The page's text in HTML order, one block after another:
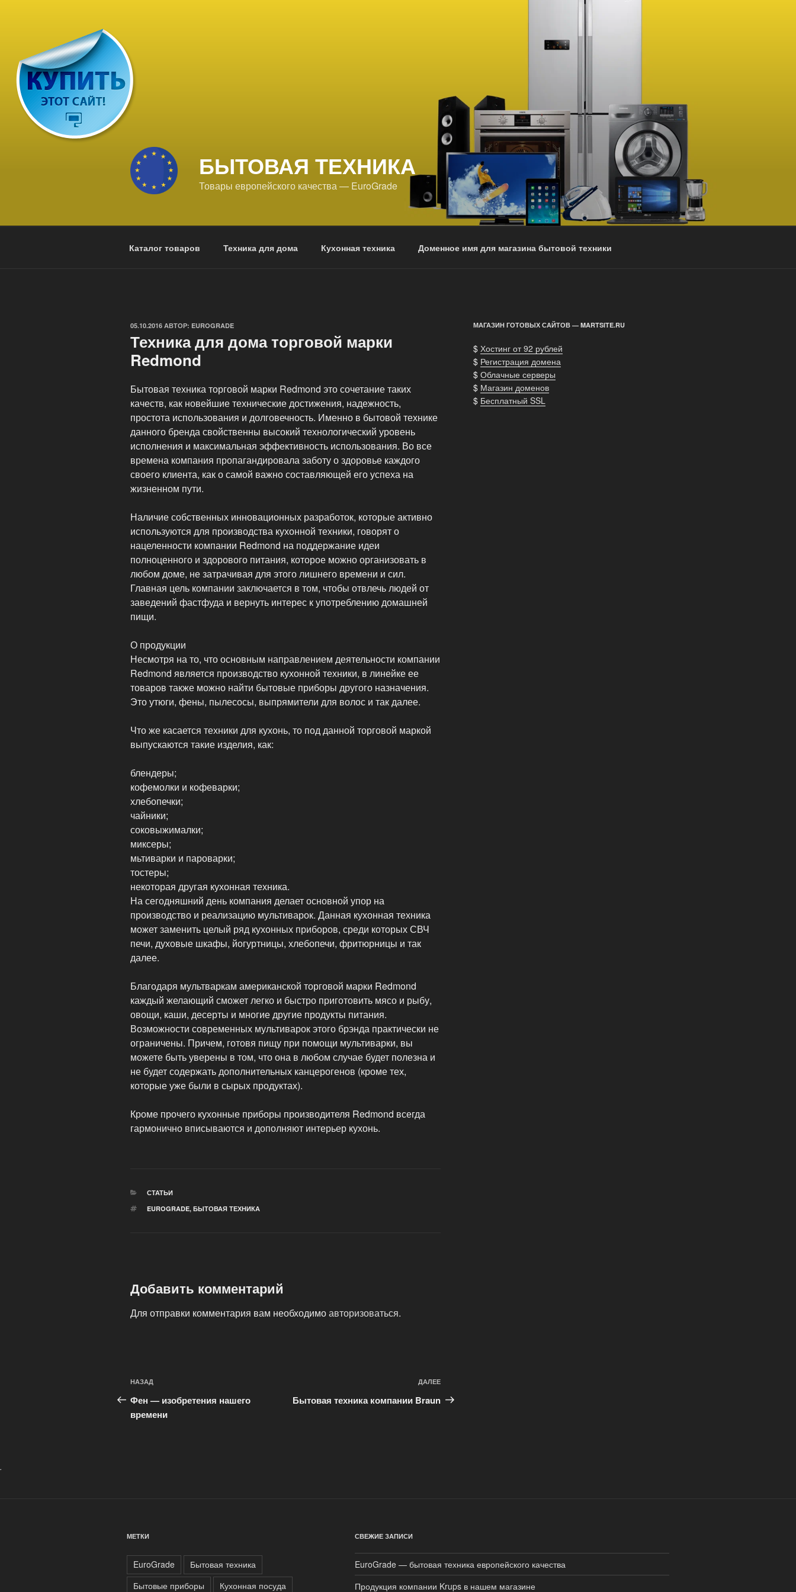
БЫТОВАЯ ТЕХНИКА
Товары европейского качества — EuroGrade
Каталог товаров Техника для дома Кухонная техника Доменное имя для магазина бытовой техники
ОПУБЛИКОВАНО
05.10.2016 АВТОР: EUROGRADE
Техника для дома торговой марки
Redmond
Бытовая техника торговой марки Redmond это сочетание таких
качеств, как новейшие технические достижения, надежность,
простота использования и долговечность. Именно в бытовой технике
данного бренда свойственны высокий технологический уровень
исполнения и максимальная эффективность использования. Во все
времена компания пропагандировала заботу о здоровье каждого
своего клиента, как о самой важно составляющей его успеха на
жизненном пути.
Наличие собственных инновационных разработок, которые активно
используются для производства кухонной техники, говорят о
нацеленности компании Redmond на поддержание идеи
полноценного и здорового питания, которое можно организовать в
любом доме, не затрачивая для этого лишнего времени и сил.
Главная цель компании заключается в том, чтобы отвлечь людей от
заведений фастфуда и вернуть интерес к употреблению домашней
пищи.
О продукции
Несмотря на то, что основным направлением деятельности компании
Redmond является производство кухонной техники, в линейке ее
товаров также можно найти бытовые приборы другого назначения.
Это утюги, фены, пылесосы, выпрямители для волос и так далее.
Что же касается техники для кухонь, то под данной торговой маркой
выпускаются такие изделия, как:
блендеры;
кофемолки и кофеварки;
хлебопечки;
чайники;
соковыжималки;
миксеры;
мьтиварки и пароварки;
тостеры;
некоторая другая кухонная техника.
На сегодняшний день компания делает основной упор на
производство и реализацию мультиварок. Данная кухонная техника
может заменить целый ряд кухонных приборов, среди которых СВЧ
печи, духовые шкафы, йогуртницы, хлебопечи, фритюрницы и так
далее.
Благодаря мультваркам американской торговой марки Redmond
каждый желающий сможет легко и быстро приготовить мясо и рыбу,
овощи, каши, десерты и многие другие продукты питания.
Возможности современных мультиварок этого брэнда практически не
ограничены. Причем, готовя пищу при помощи мультиварки, вы
можете быть уверены в том, что она в любом случае будет полезна и
не будет содержать дополнительных канцерогенов (кроме тех,
которые уже были в сырых продуктах).
Кроме прочего кухонные приборы производителя Redmond всегда
гармонично вписываются и дополняют интерьер кухонь.
РУБРИКИ
СТАТЬИ
МЕТКИ
EUROGRADE, БЫТОВАЯ ТЕХНИКА
Добавить комментарий
Для отправки комментария вам необходимоавторизоваться.
Навигация
по
записям
Предыдущая
запись:
НАЗАД
Фен — изобретения нашего
времени
запись
ДАЛЕЕ
Бытовая техника компании Braun
МАГАЗИН ГОТОВЫХ САЙТОВ — MARTSITE.RU
$ Хостинг от 92 рублей
$ Регистрация домена
$ Облачные серверы
$ Магазин доменов
$ Бесплатный SSL
.
МЕТКИ
EuroGrade
Бытовая техника
Бытовые приборы
Кухонная посуда
СВЕЖИЕ ЗАПИСИ
EuroGrade — бытовая техника европейского качества
Продукция компании Krups в нашем магазине